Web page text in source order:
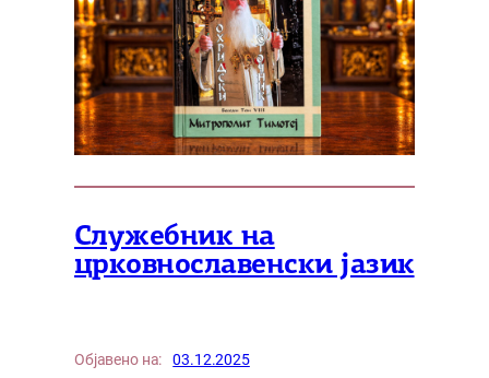
Служебник на
црковнославенски јазик
Објавено на: 03.12.2025